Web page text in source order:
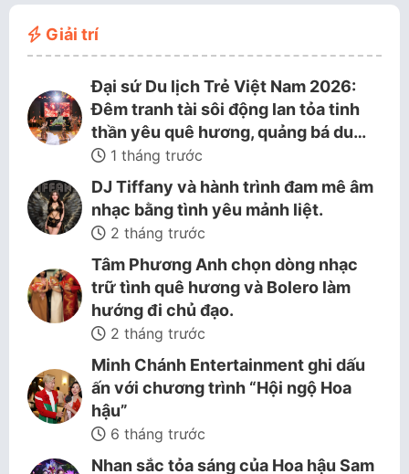
Giải trí
Đại sứ Du lịch Trẻ Việt Nam 2026:
Đêm tranh tài sôi động lan tỏa tinh
thần yêu quê hương, quảng bá du…
1 tháng trước
DJ Tiffany và hành trình đam mê âm
nhạc bằng tình yêu mảnh liệt.
2 tháng trước
Tâm Phương Anh chọn dòng nhạc
trữ tình quê hương và Bolero làm
hướng đi chủ đạo.
2 tháng trước
Minh Chánh Entertainment ghi dấu
ấn với chương trình “Hội ngộ Hoa
hậu”
6 tháng trước
Nhan sắc tỏa sáng của Hoa hậu Sam